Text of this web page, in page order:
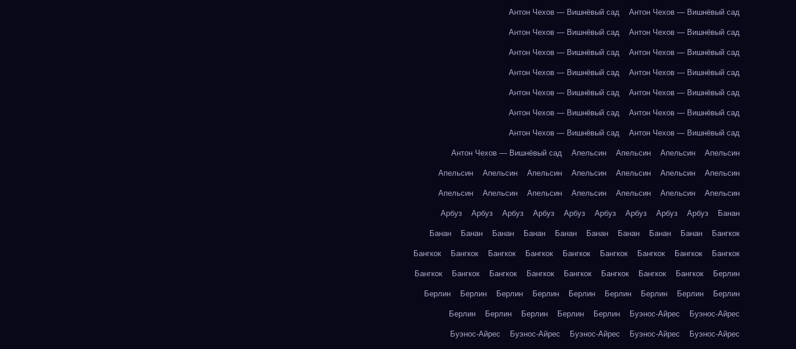
Антон Чехов — Вишнёвый сад Антон Чехов — Вишнёвый сад
Антон Чехов — Вишнёвый сад Антон Чехов — Вишнёвый сад
Антон Чехов — Вишнёвый сад Антон Чехов — Вишнёвый сад
Антон Чехов — Вишнёвый сад Антон Чехов — Вишнёвый сад
Антон Чехов — Вишнёвый сад Антон Чехов — Вишнёвый сад
Антон Чехов — Вишнёвый сад Антон Чехов — Вишнёвый сад
Антон Чехов — Вишнёвый сад Антон Чехов — Вишнёвый сад
Антон Чехов — Вишнёвый сад Апельсин Апельсин Апельсин Апельсин
Апельсин Апельсин Апельсин Апельсин Апельсин Апельсин Апельсин
Апельсин Апельсин Апельсин Апельсин Апельсин Апельсин Апельсин
Арбуз Арбуз Арбуз Арбуз Арбуз Арбуз Арбуз Арбуз Арбуз Банан
Банан Банан Банан Банан Банан Банан Банан Банан Банан Бангкок
Бангкок Бангкок Бангкок Бангкок Бангкок Бангкок Бангкок Бангкок Бангкок
Бангкок Бангкок Бангкок Бангкок Бангкок Бангкок Бангкок Бангкок Берлин
Берлин Берлин Берлин Берлин Берлин Берлин Берлин Берлин Берлин
Берлин Берлин Берлин Берлин Берлин Буэнос-Айрес Буэнос-Айрес
Буэнос-Айрес Буэнос-Айрес Буэнос-Айрес Буэнос-Айрес Буэнос-Айрес